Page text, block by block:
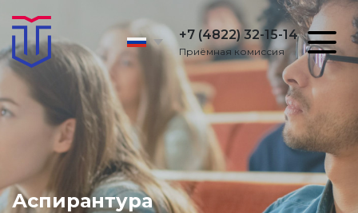
+7 (4822) 32-15-14
Приёмная комиссия
Аспирантура